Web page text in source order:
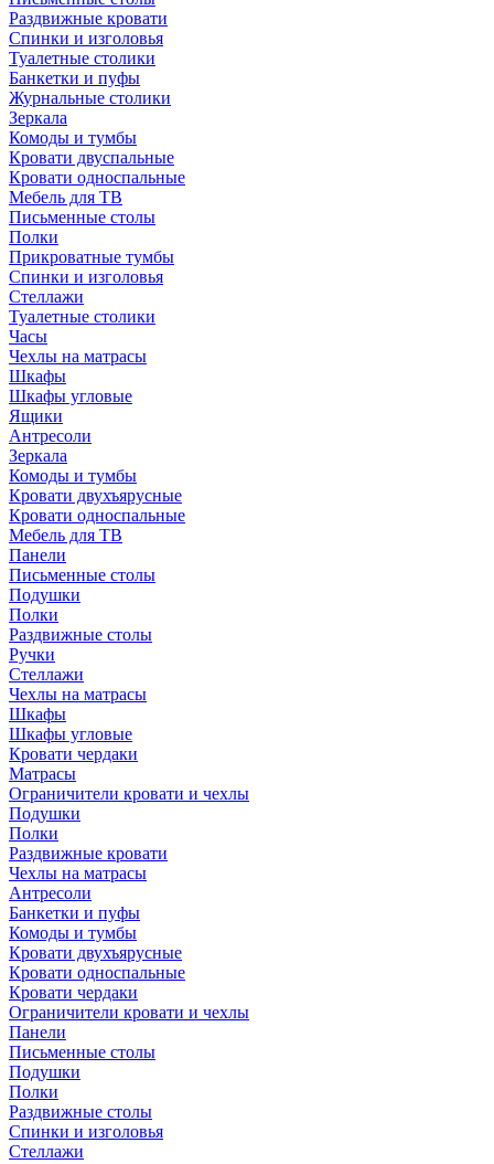
Раздвижные кровати
Спинки и изголовья
Туалетные столики
Банкетки и пуфы
Журнальные столики
Зеркала
Комоды и тумбы
Кровати двуспальные
Кровати односпальные
Мебель для ТВ
Письменные столы
Полки
Прикроватные тумбы
Спинки и изголовья
Стеллажи
Туалетные столики
Часы
Чехлы на матрасы
Шкафы
Шкафы угловые
Ящики
Антресоли
Зеркала
Комоды и тумбы
Кровати двухъярусные
Кровати односпальные
Мебель для ТВ
Панели
Письменные столы
Подушки
Полки
Раздвижные столы
Ручки
Стеллажи
Чехлы на матрасы
Шкафы
Шкафы угловые
Кровати чердаки
Матрасы
Ограничители кровати и чехлы
Подушки
Полки
Раздвижные кровати
Чехлы на матрасы
Антресоли
Банкетки и пуфы
Комоды и тумбы
Кровати двухъярусные
Кровати односпальные
Кровати чердаки
Ограничители кровати и чехлы
Панели
Письменные столы
Подушки
Полки
Раздвижные столы
Спинки и изголовья
Стеллажи